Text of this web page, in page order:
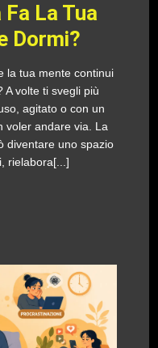
La Tua
Dormi?
la tua mente continui
volte ti svegli più
agitato o con un
voler andare via. La
diventare uno spazio
rielabora[...]